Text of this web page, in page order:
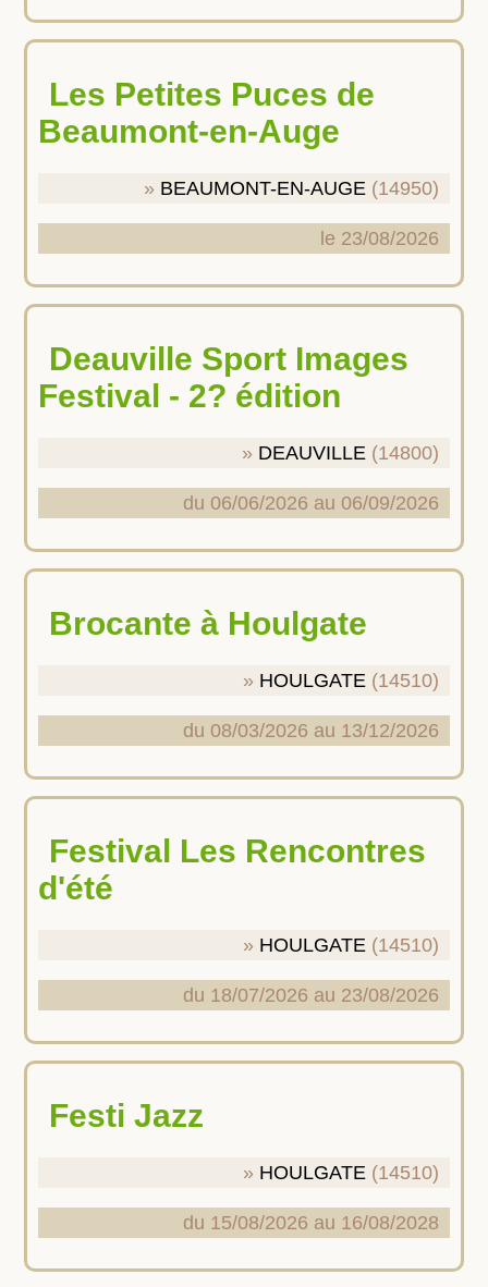
Les Petites Puces de
Beaumont-en-Auge
BEAUMONT-EN-AUGE (14950)
le 23/08/2026
Deauville Sport Images
Festival - 2? édition
DEAUVILLE (14800)
du 06/06/2026 au 06/09/2026
Brocante à Houlgate
HOULGATE (14510)
du 08/03/2026 au 13/12/2026
Festival Les Rencontres
d'été
HOULGATE (14510)
du 18/07/2026 au 23/08/2026
Festi Jazz
HOULGATE (14510)
du 15/08/2026 au 16/08/2028